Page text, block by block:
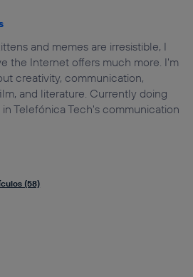
and memes are irresistible, I
the Internet offers much more. I'm
creativity, communication,
and literature. Currently doing
Telefónica Tech's communication
(58)